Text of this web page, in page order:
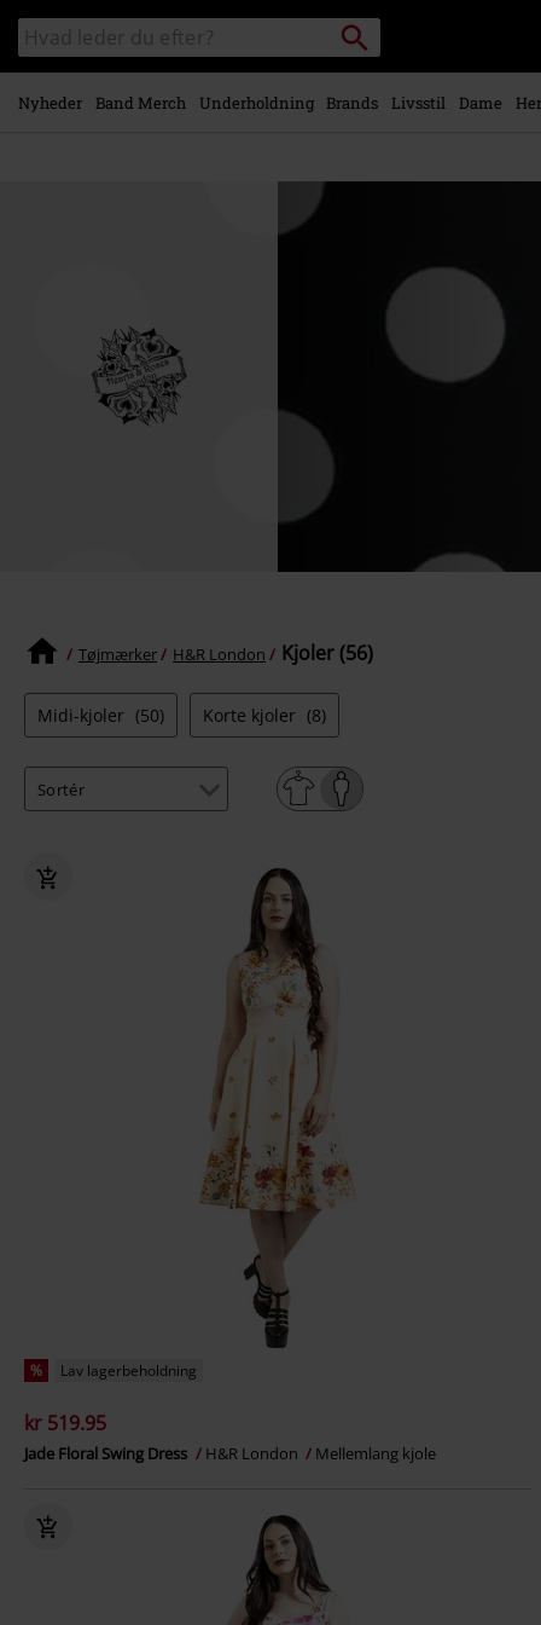
Gå til
hovedindhold
Søg
sortiment
Søg
Nyheder Band Merch Underholdning Brands Livsstil Dame
Tøjmærker H&R London Kjoler (56)
Midi-kjoler (50) Korte kjoler (8)
% Lav lagerbeholdning
kr 519.95
Jade Floral Swing Dress H&R London Mellemlang kjole